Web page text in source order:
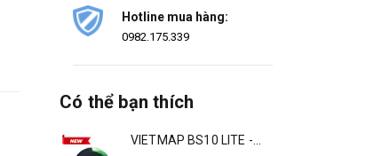
Hotline mua hàng:
0982.175.339
Có thể bạn thích
VIETMAP BS10 LITE -